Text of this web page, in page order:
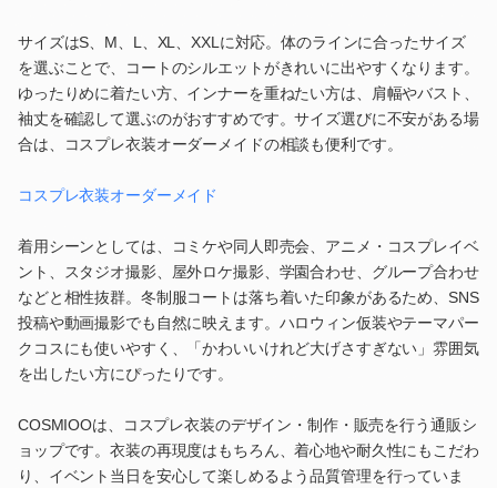
サイズはS、M、L、XL、XXLに対応。体のラインに合ったサイズ
を選ぶことで、コートのシルエットがきれいに出やすくなります。
ゆったりめに着たい方、インナーを重ねたい方は、肩幅やバスト、
袖丈を確認して選ぶのがおすすめです。サイズ選びに不安がある場
合は、コスプレ衣装オーダーメイドの相談も便利です。
コスプレ衣装オーダーメイド
着用シーンとしては、コミケや同人即売会、アニメ・コスプレイベ
ント、スタジオ撮影、屋外ロケ撮影、学園合わせ、グループ合わせ
などと相性抜群。冬制服コートは落ち着いた印象があるため、SNS
投稿や動画撮影でも自然に映えます。ハロウィン仮装やテーマパー
クコスにも使いやすく、「かわいいけれど大げさすぎない」雰囲気
を出したい方にぴったりです。
COSMIOOは、コスプレ衣装のデザイン・制作・販売を行う通販シ
ョップです。衣装の再現度はもちろん、着心地や耐久性にもこだわ
り、イベント当日を安心して楽しめるよう品質管理を行っていま